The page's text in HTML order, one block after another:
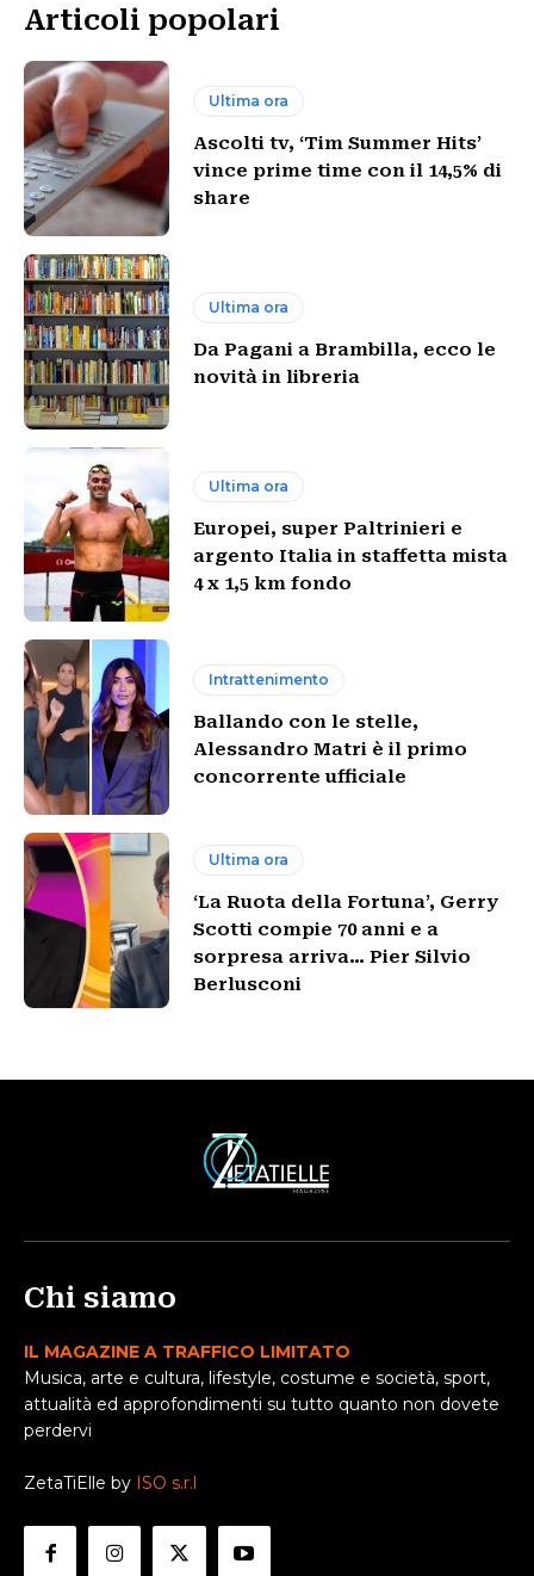
Articoli popolari
Ultima ora
Ascolti tv, ‘Tim Summer Hits’
vince prime time con il 14,5% di
share
Ultima ora
Da Pagani a Brambilla, ecco le
novità in libreria
Ultima ora
Europei, super Paltrinieri e
argento Italia in staffetta mista
4 x 1,5 km fondo
Intrattenimento
Ballando con le stelle,
Alessandro Matri è il primo
concorrente ufficiale
Ultima ora
‘La Ruota della Fortuna’, Gerry
Scotti compie 70 anni e a
sorpresa arriva… Pier Silvio
Berlusconi
Chi siamo
IL MAGAZINE A TRAFFICO LIMITATO
Musica, arte e cultura, lifestyle, costume e società, sport,
attualità ed approfondimenti su tutto quanto non dovete
perdervi
ZetaTiElle by ISO s.r.l